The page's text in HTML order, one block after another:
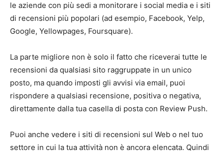
le aziende con più sedi a monitorare i social media e i siti
di recensioni più popolari (ad esempio, Facebook, Yelp,
Google, Yellowpages, Foursquare).
La parte migliore non è solo il fatto che riceverai tutte le
recensioni da qualsiasi sito raggruppate in un unico
posto, ma quando imposti gli avvisi via email, puoi
rispondere a qualsiasi recensione, positiva o negativa,
direttamente dalla tua casella di posta con Review Push.
Puoi anche vedere i siti di recensioni sul Web o nel tuo
settore in cui la tua attività non è ancora elencata. Quindi